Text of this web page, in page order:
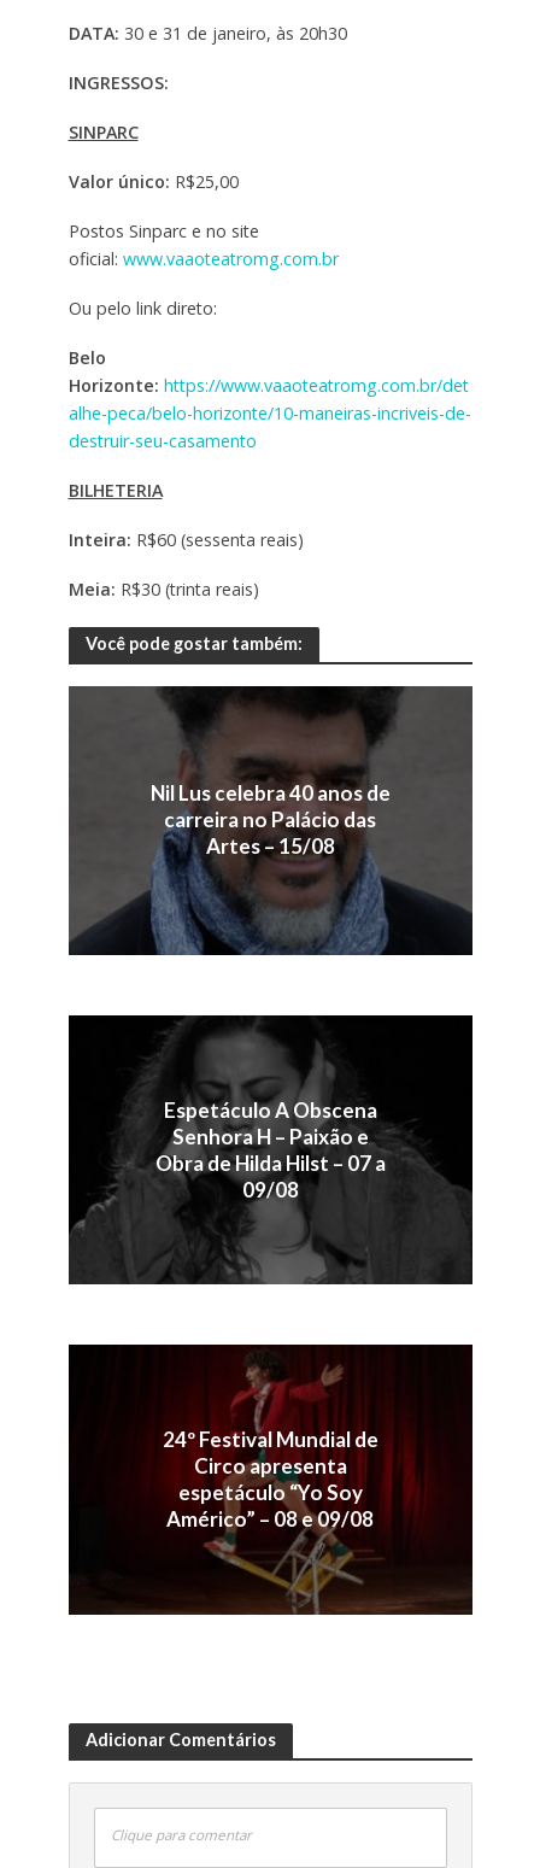
DATA: 30 e 31 de janeiro, às 20h30
INGRESSOS:
SINPARC
Valor único: R$25,00
Postos Sinparc e no site
oficial: www.vaaoteatromg.com.br
Ou pelo link direto:
Belo
Horizonte: https://www.vaaoteatromg.com.br/det
alhe-peca/belo-horizonte/10-maneiras-incriveis-de-
destruir-seu-casamento
BILHETERIA
Inteira: R$60 (sessenta reais)
Meia: R$30 (trinta reais)
Você pode gostar também:
Nil Lus celebra 40 anos de
carreira no Palácio das
Artes – 15/08
Espetáculo A Obscena
Senhora H – Paixão e
Obra de Hilda Hilst – 07 a
09/08
24º Festival Mundial de
Circo apresenta
espetáculo “Yo Soy
Américo” – 08 e 09/08
Adicionar Comentários
Clique para comentar